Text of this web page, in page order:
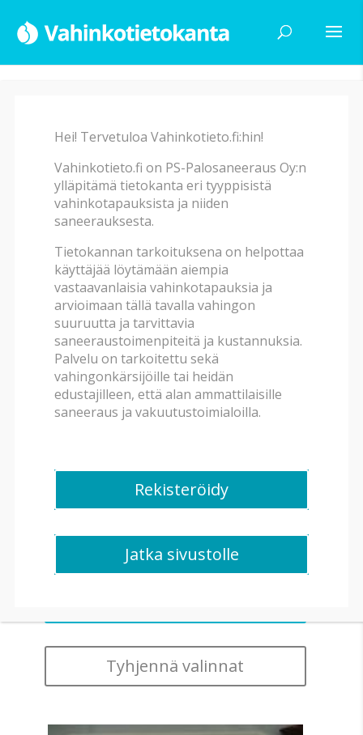
Haku
Vahinkotyyppi
Vahingon alatyyppi
Vahingon syy
Rakennuksen tyyppi
Tyhjennä valinnat
Hei! Tervetuloa Vahinkotieto.fi:hin!
Vahinkotieto.fi on PS-Palosaneeraus Oy:n
ylläpitämä tietokanta eri tyyppisistä
vahinkotapauksista ja niiden
saneerauksesta.
Tietokannan tarkoituksena on helpottaa
käyttäjää löytämään aiempia
vastaavanlaisia vahinkotapauksia ja
arvioimaan tällä tavalla vahingon
suuruutta ja tarvittavia
saneeraustoimenpiteitä ja kustannuksia.
Palvelu on tarkoitettu sekä
vahingonkärsijöille tai heidän
edustajilleen, että alan ammattilaisille
saneeraus ja vakuutustoimialoilla.
Rekisteröidy
Jatka sivustolle